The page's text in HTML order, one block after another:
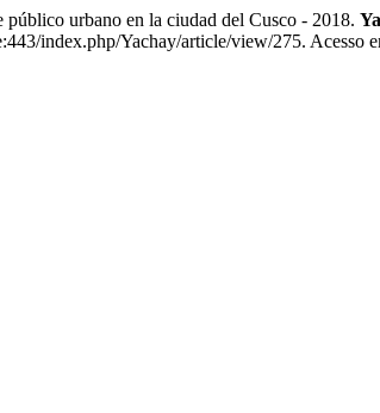
urbano en la ciudad del Cusco - 2018.
index.php/Yachay/article/view/275. Acesso